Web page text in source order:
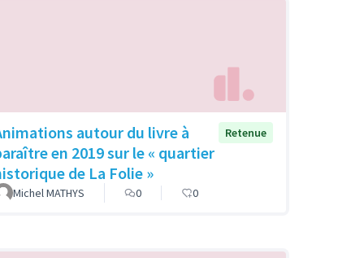
autour du livre à
en 2019 sur le « quartier
de La Folie »
Retenue
Michel MATHYS 0 0